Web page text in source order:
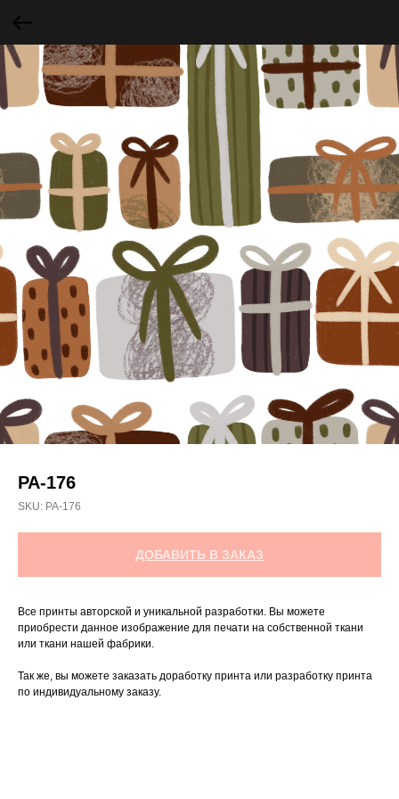
РА-176
SKU: РА-176
ДОБАВИТЬ В ЗАКАЗ
Все принты авторской и уникальной разработки. Вы можете
приобрести данное изображение для печати на собственной ткани
или ткани нашей фабрики.
Так же, вы можете заказать доработку принта или разработку принта
по индивидуальному заказу.